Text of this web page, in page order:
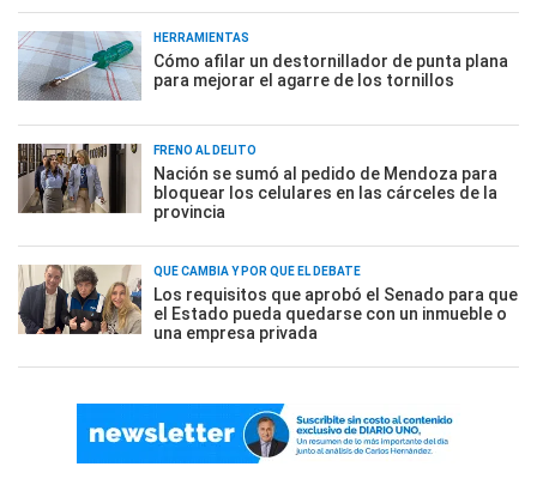
HERRAMIENTAS
Cómo afilar un destornillador de punta plana
para mejorar el agarre de los tornillos
FRENO AL DELITO
Nación se sumó al pedido de Mendoza para
bloquear los celulares en las cárceles de la
provincia
QUÉ CAMBIA Y POR QUÉ EL DEBATE
Los requisitos que aprobó el Senado para que
el Estado pueda quedarse con un inmueble o
una empresa privada